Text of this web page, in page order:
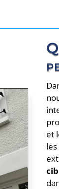
et
les